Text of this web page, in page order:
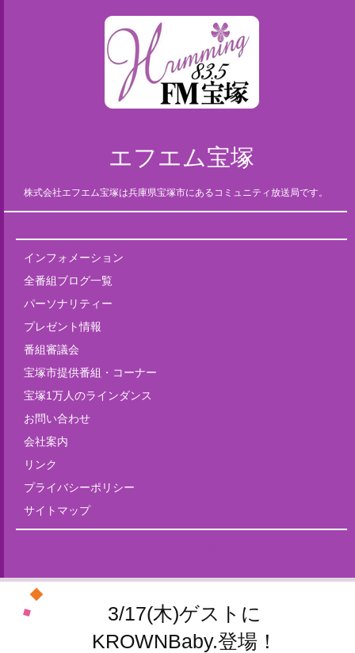
エフエム宝塚
株式会社エフエム宝塚は兵庫県宝塚市にあるコミュニティ放送局です。
インフォメーション
全番組ブログ一覧
パーソナリティー
プレゼント情報
番組審議会
宝塚市提供番組・コーナー
宝塚1万人のラインダンス
お問い合わせ
会社案内
リンク
プライバシーポリシー
サイトマップ
3/17(木)ゲストに
KROWNBaby.登場！